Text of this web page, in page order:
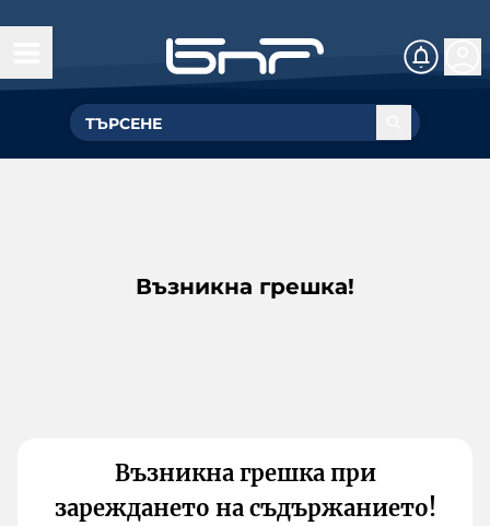
Възникна грешка!
Възникна грешка при
зареждането на съдържанието!